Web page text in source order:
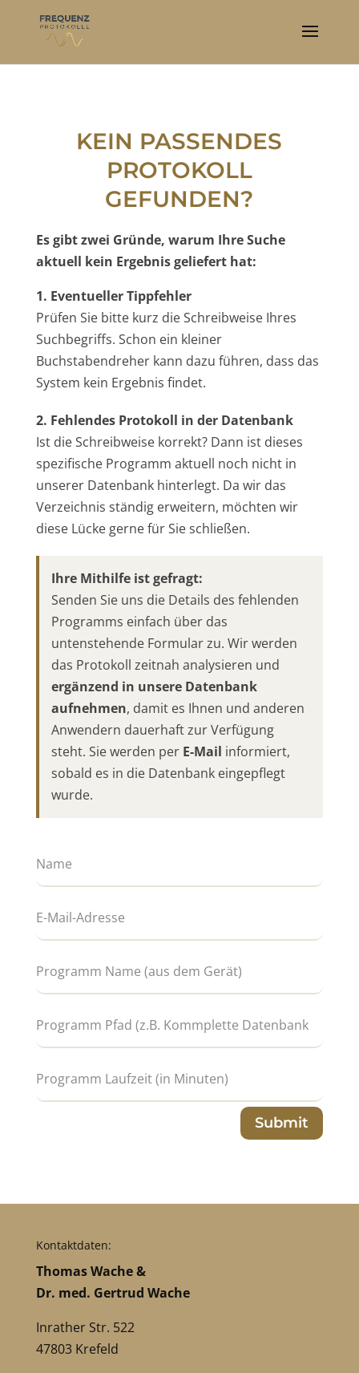
KEIN PASSENDES
PROTOKOLL
GEFUNDEN?
Es gibt zwei Gründe, warum Ihre Suche
aktuell kein Ergebnis geliefert hat:
1. Eventueller Tippfehler
Prüfen Sie bitte kurz die Schreibweise Ihres
Suchbegriffs. Schon ein kleiner
Buchstabendreher kann dazu führen, dass das
System kein Ergebnis findet.
2. Fehlendes Protokoll in der Datenbank
Ist die Schreibweise korrekt? Dann ist dieses
spezifische Programm aktuell noch nicht in
unserer Datenbank hinterlegt. Da wir das
Verzeichnis ständig erweitern, möchten wir
diese Lücke gerne für Sie schließen.
Ihre Mithilfe ist gefragt:
Senden Sie uns die Details des fehlenden
Programms einfach über das
untenstehende Formular zu. Wir werden
das Protokoll zeitnah analysieren und
ergänzend in unsere Datenbank
aufnehmen, damit es Ihnen und anderen
Anwendern dauerhaft zur Verfügung
steht. Sie werden per E-Mail informiert,
sobald es in die Datenbank eingepflegt
wurde.
Submit
Kontaktdaten:
Thomas Wache &
Dr. med. Gertrud Wache
Inrather Str. 522
47803 Krefeld